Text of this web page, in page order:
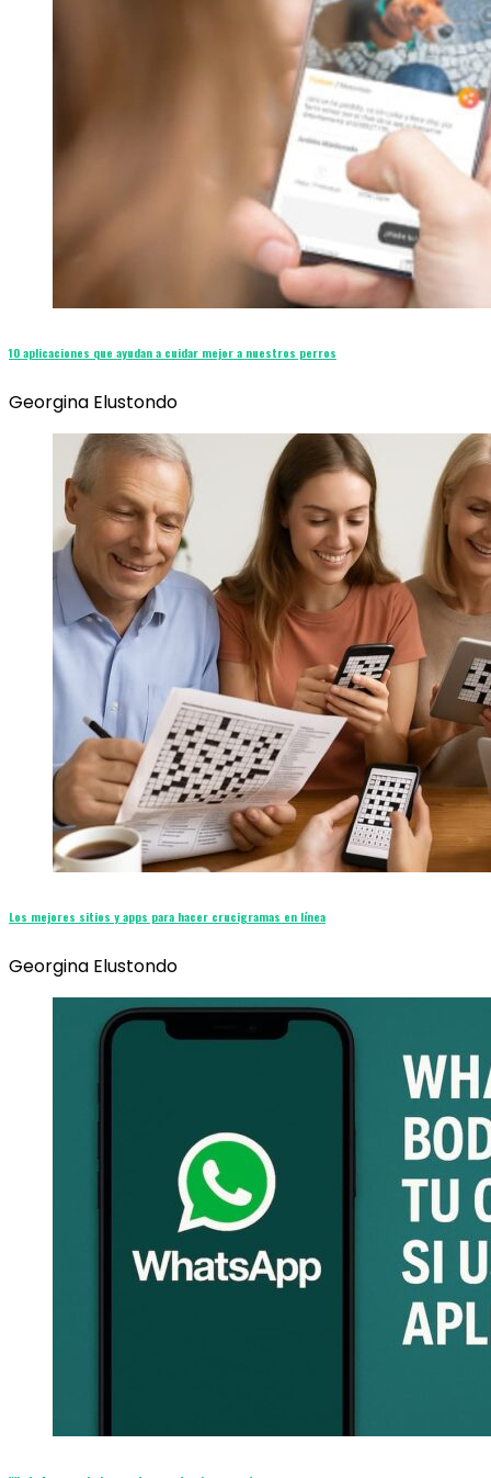
10 aplicaciones que ayudan a cuidar mejor a nuestros perros
Georgina Elustondo
Los mejores sitios y apps para hacer crucigramas en línea
Georgina Elustondo